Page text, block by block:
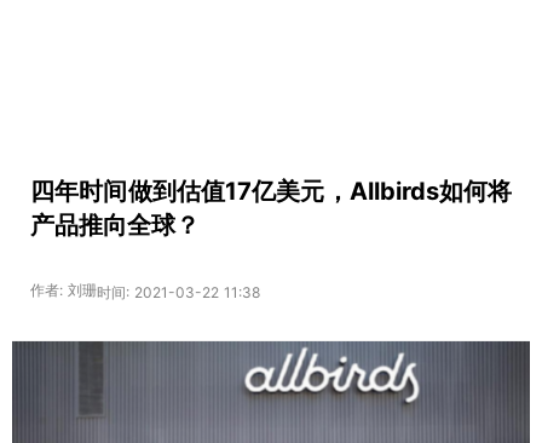
四年时间做到估值17亿美元，Allbirds如何将
产品推向全球？
作者: 刘珊时间: 2021-03-22 11:38